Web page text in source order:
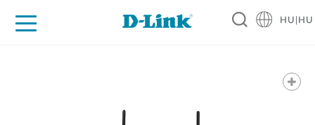
HU|HU